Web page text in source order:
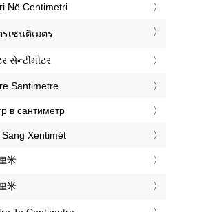
Në Centimetri
เซนติเมตร
સેન્ટીમીટર
Santimetre
в сантиметр
Xentimét
米
米